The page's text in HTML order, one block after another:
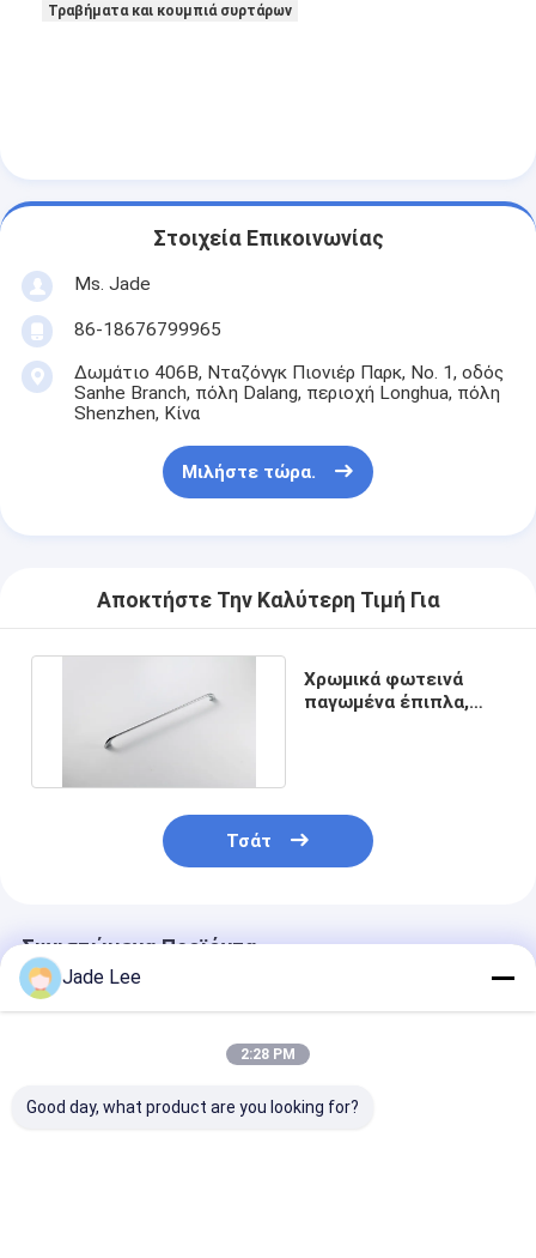
Έξυπνη κλειδαριά πορτών
Κλειδωτήρας πόρτας αποθήκη
Τρυβώδεις κλειδαριές
Έξυπνη κλειδαριά ντουλαπιού
Αξεσουάρ μπάνιου
Κρατητήρια και κουμπιά για έπιπλα
Επανατοποθετήσιμη κλειδαριά συνδυασμού
Τραβήματα και κουμπιά συρτάρων
Στοιχεία Επικοινωνίας
Ms. Jade
86-18676799965
Δωμάτιο 406B, Νταζόνγκ Πιονιέρ Παρκ, Νο. 1, οδός
Sanhe Branch, πόλη Dalang, περιοχή Longhua, πόλη
Shenzhen, Κίνα
Μιλήστε τώρα.
Αποκτήστε Την Καλύτερη Τιμή Για
Χρωμικά φωτεινά
παγωμένα έπιπλα,
Τσάτ
Συνιστώμενα Προϊόντα
Jade Lee
2:28 PM
Good day, what product are you looking for?